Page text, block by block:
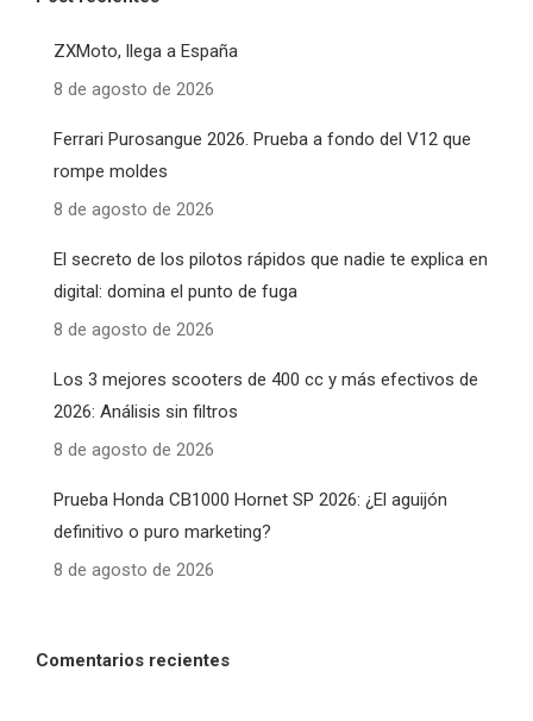
ZXMoto, llega a España
8 de agosto de 2026
Ferrari Purosangue 2026. Prueba a fondo del V12 que
rompe moldes
8 de agosto de 2026
El secreto de los pilotos rápidos que nadie te explica en
digital: domina el punto de fuga
8 de agosto de 2026
Los 3 mejores scooters de 400 cc y más efectivos de
2026: Análisis sin filtros
8 de agosto de 2026
Prueba Honda CB1000 Hornet SP 2026: ¿El aguijón
definitivo o puro marketing?
8 de agosto de 2026
Comentarios recientes